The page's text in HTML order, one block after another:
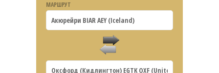
МАРШРУТ